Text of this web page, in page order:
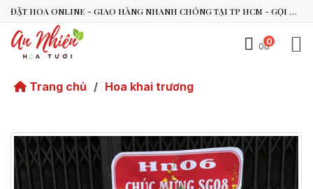
ĐẶT HOA ONLINE - GIAO HÀNG NHANH CHÓNG TẠI TP HCM - GỌI NGAY 0938.494.119 HOẶC 0899.492.909
0
0đ
Trang chủ / Hoa khai trương
An Nhiên Flowers
Vừa xong
Bạn có thể để lại yêu cầu, mình sẽ phản hồi sớm.